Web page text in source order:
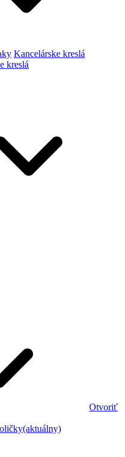
Kancelárske kreslá
kreslá
Otvoriť
(aktuálny)